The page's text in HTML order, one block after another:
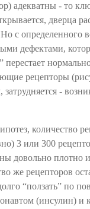
адекватны - то
дверца
с определенного
дефектами,
перестает
рецепторы
затрудняется -
количество
3 или 300
довольно
же рецепторов
“ползать” по
(инсулин)